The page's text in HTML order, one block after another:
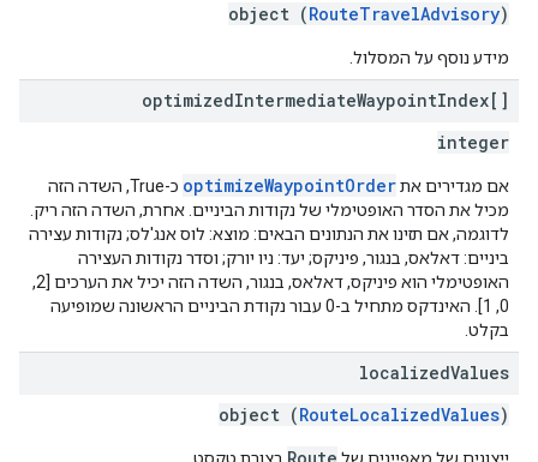
object (RouteTravelAdvisory)
מידע נוסף על המסלול.
optimizedIntermediateWaypointIndex[]
integer
אם מגדירים אתoptimizeWaypointOrder
כ-True, השדה הזה
מכיל את הסדר האופטימלי של נקודות הביניים. אחרת, השדה הזה ריק.
לדוגמה, אם תזינו את הנתונים הבאים: מוצא: לוס אנג'לס; נקודות עצירה
ביניים: דאלאס, בנגור, פיניקס; יעד: ניו יורק; וסדר נקודות העצירה
האופטימלי הוא פיניקס, דאלאס, בנגור, השדה הזה יכיל את הערכים [2,
0, 1]. האינדקס מתחיל ב-0 עבור נקודת הביניים הראשונה שמופיעה
בקלט.
localizedValues
object (RouteLocalizedValues)